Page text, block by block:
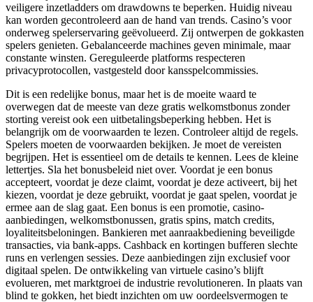
veiligere inzetladders om drawdowns te beperken. Huidig ​​niveau
kan worden gecontroleerd aan de hand van trends. Casino’s voor
onderweg spelerservaring geëvolueerd. Zij ontwerpen de gokkasten
spelers genieten. Gebalanceerde machines geven minimale, maar
constante winsten. Gereguleerde platforms respecteren
privacyprotocollen, vastgesteld door kansspelcommissies.
Dit is een redelijke bonus, maar het is de moeite waard te
overwegen dat de meeste van deze gratis welkomstbonus zonder
storting vereist ook een uitbetalingsbeperking hebben. Het is
belangrijk om de voorwaarden te lezen. Controleer altijd de regels.
Spelers moeten de voorwaarden bekijken. Je moet de vereisten
begrijpen. Het is essentieel om de details te kennen. Lees de kleine
lettertjes. Sla het bonusbeleid niet over. Voordat je een bonus
accepteert, voordat je deze claimt, voordat je deze activeert, bij het
kiezen, voordat je deze gebruikt, voordat je gaat spelen, voordat je
ermee aan de slag gaat. Een bonus is een promotie, casino-
aanbiedingen, welkomstbonussen, gratis spins, match credits,
loyaliteitsbeloningen. Bankieren met aanraakbediening beveiligde
transacties, via bank-apps. Cashback en kortingen bufferen slechte
runs en verlengen sessies. Deze aanbiedingen zijn exclusief voor
digitaal spelen. De ontwikkeling van virtuele casino’s blijft
evolueren, met marktgroei de industrie revolutioneren. In plaats van
blind te gokken, het biedt inzichten om uw oordeelsvermogen te